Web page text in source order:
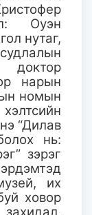
Оуэн
нутаг,
доктор
нарын
номын
“Дилав
нь:
зэрэг
их
ховор